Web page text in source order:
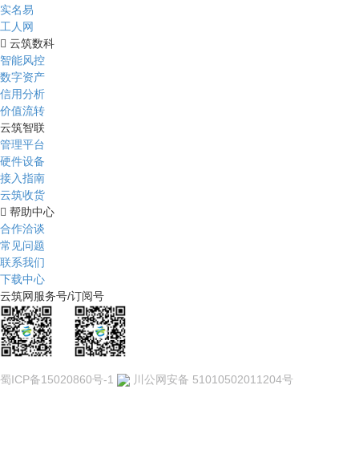
实名易
工人网
云筑数科
智能风控
数字资产
信用分析
价值流转
云筑智联
管理平台
硬件设备
接入指南
云筑收货
帮助中心
合作洽谈
常见问题
联系我们
下载中心
云筑网服务号/订阅号
蜀ICP备15020860号-1 川公网安备 51010502011204号